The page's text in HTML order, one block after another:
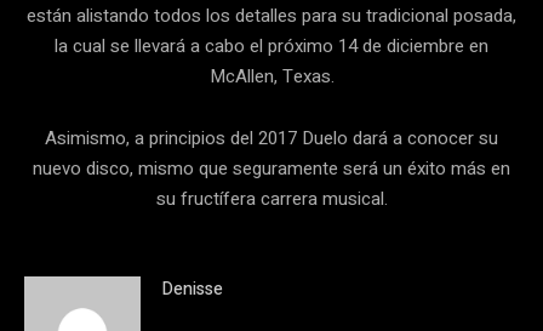
están alistando todos los detalles para su tradicional posada,
la cual se llevará a cabo el próximo 14 de diciembre en
McAllen, Texas.
Asimismo, a principios del 2017 Duelo dará a conocer su
nuevo disco, mismo que seguramente será un éxito más en
su fructífera carrera musical.
Denisse